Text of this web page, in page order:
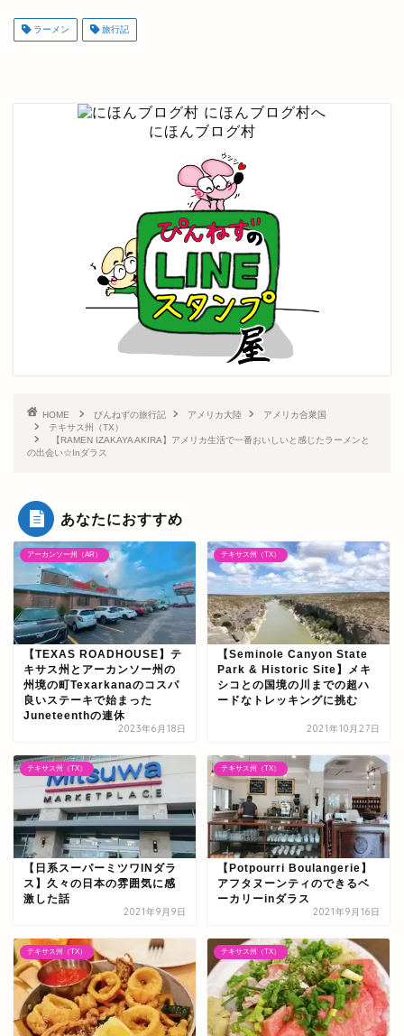
ラーメン 旅行記
にほんブログ村
HOME ぴんねずの旅行記 アメリカ大陸
アメリカ合衆国
テキサス州（TX）
【RAMEN IZAKAYA AKIRA】アメリカ生活で一番おいしいと感じたラーメンと
の出会い☆Inダラス
あなたにおすすめ
アーカンソー州（AR）
【TEXAS ROADHOUSE】テ
キサス州とアーカンソー州の
州境の町Texarkanaのコスパ
良いステーキで始まった
Juneteenthの連休
2023年6月18日
テキサス州（TX）
【Seminole Canyon State
Park & Historic Site】メキ
シコとの国境の川までの超ハ
ードなトレッキングに挑む
2021年10月27日
テキサス州（TX）
【日系スーパーミツワINダラ
ス】久々の日本の雰囲気に感
激した話
2021年9月9日
テキサス州（TX）
【Potpourri Boulangerie】
アフタヌーンティのできるベ
ーカリーinダラス
2021年9月16日
テキサス州（TX） テキサス州（TX）